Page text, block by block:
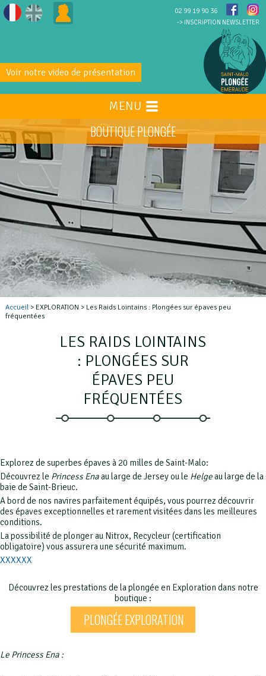
-> INSCRIPTION NEWSLETTER
02 99 19 90 36
Voir notre video de présentation
BOUTIQUE PLONGÉE
MENU
Accueil> EXPLORATION > Les Raids Lointains : Plongées sur épaves peu
fréquentées
LES RAIDS LOINTAINS
: PLONGÉES SUR
ÉPAVES PEU
FRÉQUENTÉES
Explorez de superbes épaves à 20 milles de Saint-Malo:
Découvrez le Princess Enaau large de Jersey ou le Helgeau large de la
baie de Saint-Brieuc.
A bord de nos navires parfaitement équipés, vous pourrez découvrir
des épaves exceptionnelles et rarement visitées dans les meilleures
conditions.
La possibilité de plonger au Nitrox, Recycleur (certification
obligatoire) vous assurera une sécurité maximum.
XXXXXX
Découvrez les prestations de la plongée en Exploration dans notre
boutique :
PLONGÉE EXPLORATION
Le Princess Ena :